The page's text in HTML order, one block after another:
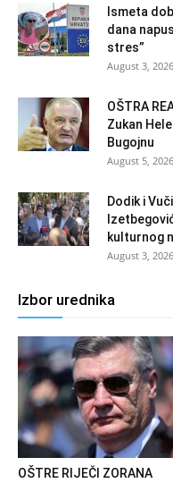
Ismeta
dana
stres”
August 3, 2026
OŠTRA
Zukan
Bugojnu
August 5, 2026
Dodik i
kulturnog
August 3, 2026
Izbor urednika
OŠTRE RIJEČI ZORANA